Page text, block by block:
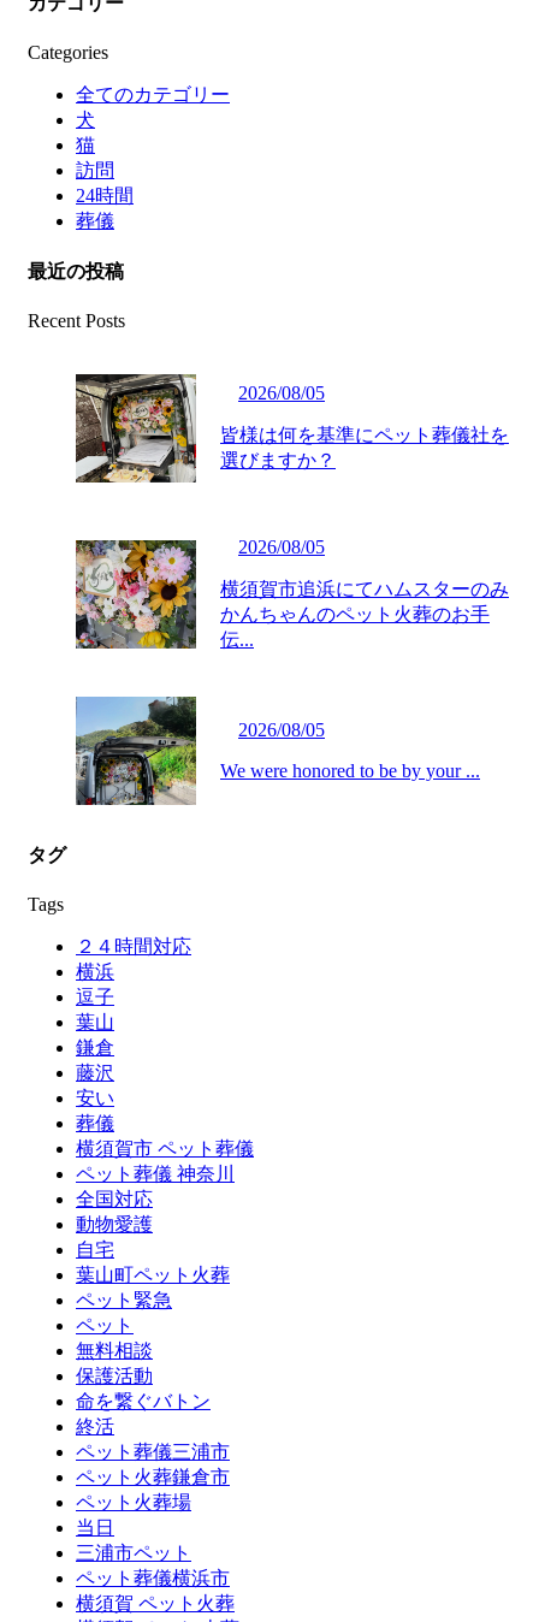
Categories
全てのカテゴリー
犬
猫
訪問
24時間
葬儀
最近の投稿
Recent Posts
2026/08/05
皆様は何を基準にペット葬儀社を
選びますか？
2026/08/05
横須賀市追浜にてハムスターのみ
かんちゃんのペット火葬のお手
伝...
2026/08/05
We were honored to be by your ...
タグ
Tags
２４時間対応
横浜
逗子
葉山
鎌倉
藤沢
安い
葬儀
横須賀市 ペット葬儀
ペット葬儀 神奈川
全国対応
動物愛護
自宅
葉山町ペット火葬
ペット緊急
ペット
無料相談
保護活動
命を繋ぐバトン
終活
ペット葬儀三浦市
ペット火葬鎌倉市
ペット火葬場
当日
三浦市ペット
ペット葬儀横浜市
横須賀 ペット火葬